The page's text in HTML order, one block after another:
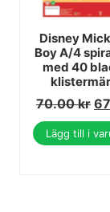
Disney
Boy A/4
med 40
70.00kr
Lägg till i